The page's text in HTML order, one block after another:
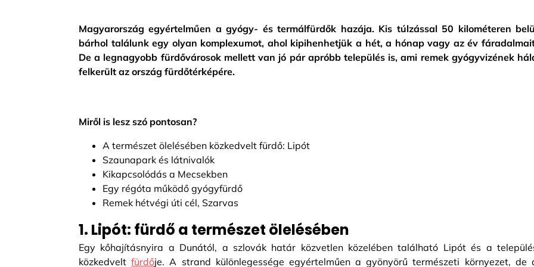
Magyarország egyértelműen a gyógy- és termálfürdők hazája. Kis túlzással 50 kilométeren
bárhol találunk egy olyan komplexumot, ahol kipihenhetjük a hét, a hónap vagy az év
De a legnagyobb fürdővárosok mellett van jó pár apróbb település is, ami remek gyógyvizének
felkerült az ország fürdőtérképére.
Miről is lesz szó pontosan?
A természet ölelésében közkedvelt fürdő: Lipót
Szaunapark és látnivalók
Kikapcsolódás a Mecsekben
Egy régóta működő gyógyfürdő
Remek hétvégi úti cél, Szarvas
1. Lipót: fürdő a természet ölelésében
Egy kőhajításnyira a Dunától, a szlovák határ közvetlen közelében található Lipót és a
közkedveltfürdője. A strand különlegessége egyértelműen a gyönyörű természeti környezet, de